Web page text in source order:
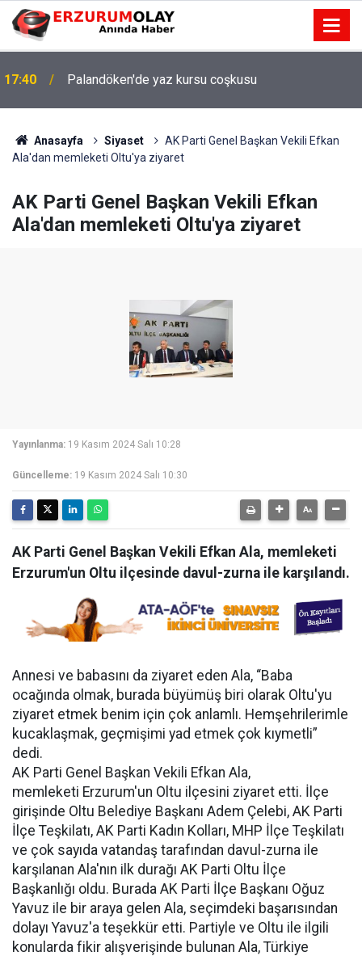
17:40 Palandöken'de yaz kursu coşkusu
Anasayfa Siyaset
AK Parti Genel Başkan Vekili Efkan
Ala'dan memleketi Oltu'ya ziyaret
AK Parti Genel Başkan Vekili Efkan
Ala'dan memleketi Oltu'ya ziyaret
Yayınlanma: 19 Kasım 2024 Salı 10:28
Güncelleme: 19 Kasım 2024 Salı 10:30
AK Parti Genel Başkan Vekili Efkan Ala, memleketi
Erzurum'un Oltu ilçesinde davul-zurna ile karşılandı.
Annesi ve babasını da ziyaret eden Ala, “Baba
ocağında olmak, burada büyümüş biri olarak Oltu'yu
ziyaret etmek benim için çok anlamlı. Hemşehrilerimle
kucaklaşmak, geçmişimi yad etmek çok kıymetli”
dedi.
AK Parti Genel Başkan Vekili Efkan Ala,
memleketi Erzurum'un Oltu ilçesini ziyaret etti. İlçe
girişinde Oltu Belediye Başkanı Adem Çelebi, AK Parti
İlçe Teşkilatı, AK Parti Kadın Kolları, MHP İlçe Teşkilatı
ve çok sayıda vatandaş tarafından davul-zurna ile
karşılanan Ala'nın ilk durağı AK Parti Oltu İlçe
Başkanlığı oldu. Burada AK Parti İlçe Başkanı Oğuz
Yavuz ile bir araya gelen Ala, seçimdeki başarısından
dolayı Yavuz'a teşekkür etti. Partiyle ve Oltu ile ilgili
konularda fikir alışverişinde bulunan Ala, Türkiye